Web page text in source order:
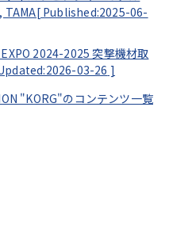
TAMA[ Published:2025-06-
2024-2025 突撃機材取
03-26 ]
"KORG"のコンテンツ一覧